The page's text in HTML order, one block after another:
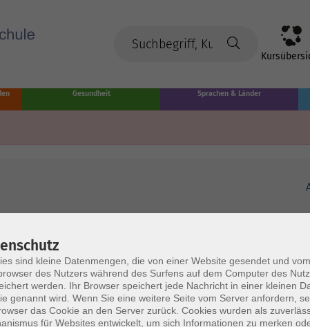
Gesundheit Sprachen & Länder
Volkshochschule Münster
sind kleine Datenmengen, die von einer Website gesendet und vom
des Nutzers während des Surfens auf dem Computer des
werden. Ihr Browser speichert jede Nachricht in einer kleinen
genannt wird. Wenn Sie eine weitere Seite vom Server anfordern,
das Cookie an den Server zurück. Cookies wurden als
für Websites entwickelt, um sich Informationen zu merken